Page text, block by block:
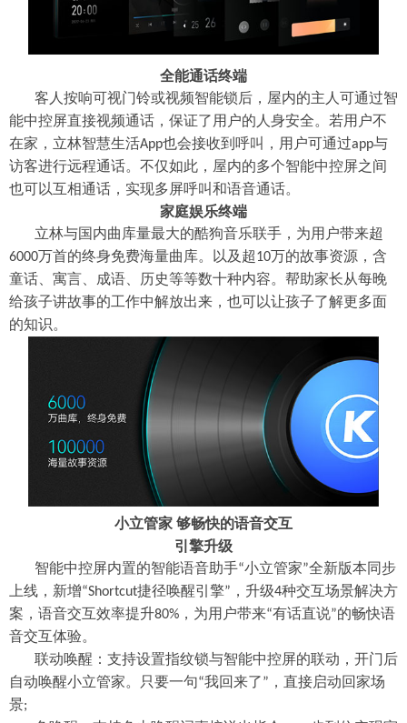
全能通话终端
客人按响可视门铃或视频智能锁后，屋内的主人可通过智
能中控屏直接视频通话，保证了用户的人身安全。若用户不
在家，立林智慧生活App也会接收到呼叫，用户可通过app与
访客进行远程通话。不仅如此，屋内的多个智能中控屏之间
也可以互相通话，实现多屏呼叫和语音通话。
家庭娱乐终端
立林与国内曲库量最大的酷狗音乐联手，为用户带来超
6000万首的终身免费海量曲库。以及超10万的故事资源，含
童话、寓言、成语、历史等等数十种内容。帮助家长从每晚
给孩子讲故事的工作中解放出来，也可以让孩子了解更多面
的知识。
小立管家 够畅快的语音交互
引擎升级
智能中控屏内置的智能语音助手“小立管家”全新版本同步
上线，新增“Shortcut捷径唤醒引擎” ，升级4种交互场景解决方
案，语音交互效率提升80% ，为用户带来“有话直说”的畅快语
音交互体验。
联动唤醒：支持设置指纹锁与智能中控屏的联动，开门后
自动唤醒小立管家。只要一句“我回来了” ，直接启动回家场
景;